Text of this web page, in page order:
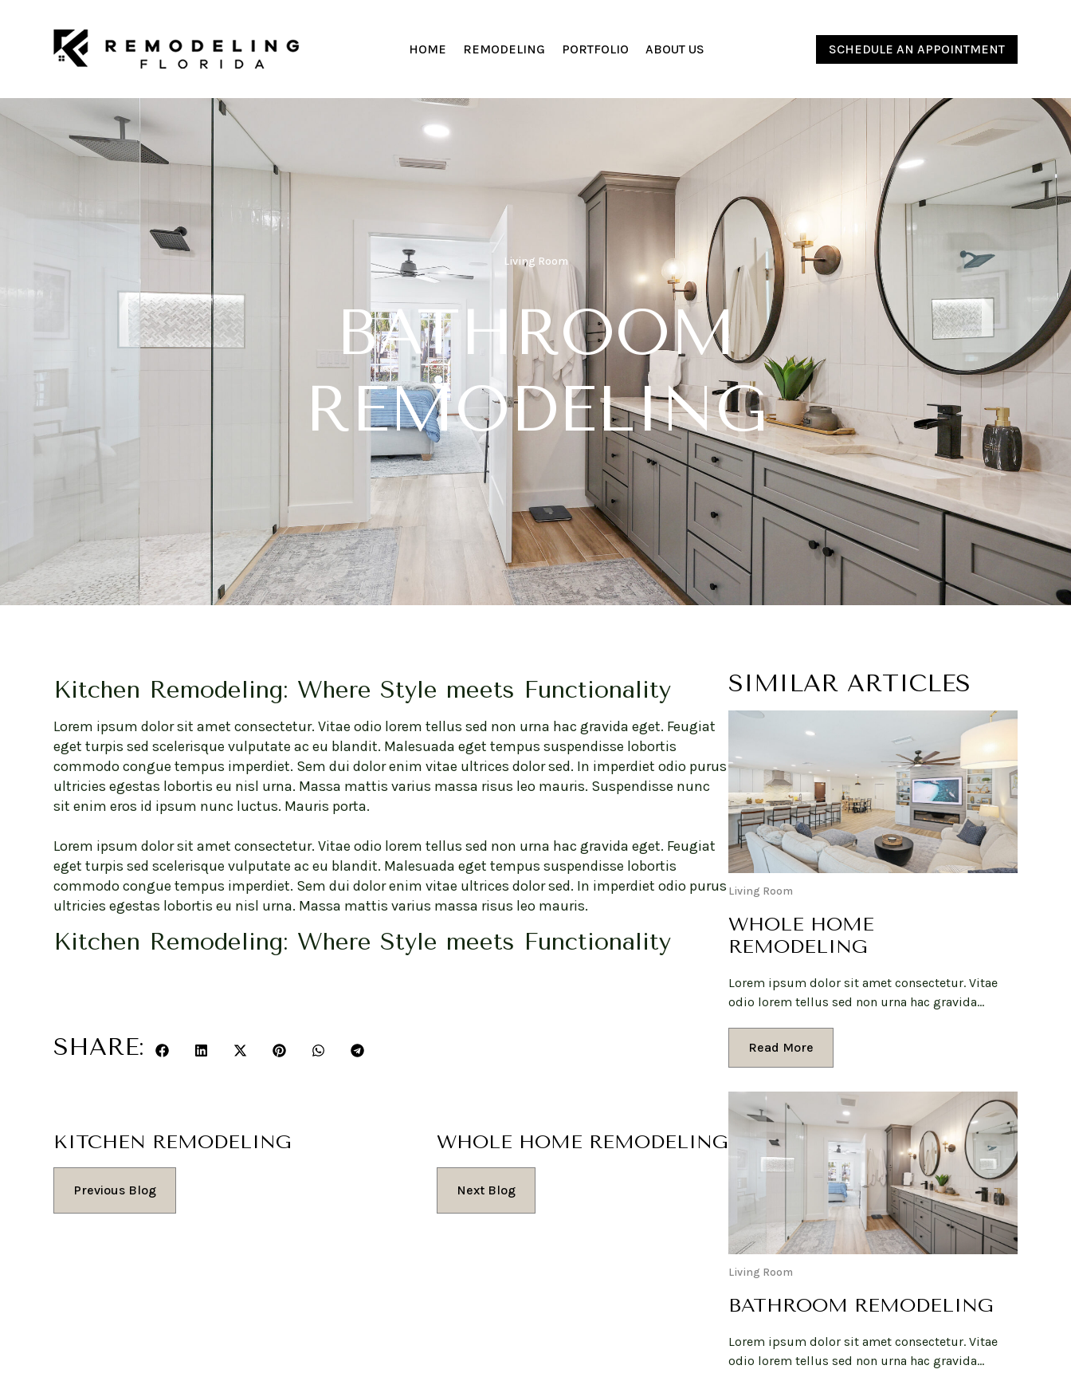
HOME REMODELING PORTFOLIO ABOUT US SCHEDULE AN APPOINTMENT
Living Room
BATHROOM
REMODELING
Kitchen Remodeling: Where Style meets Functionality
Lorem ipsum dolor sit amet consectetur. Vitae odio lorem tellus sed non urna hac gravida eget. Feugiat
eget turpis sed scelerisque vulputate ac eu blandit. Malesuada eget tempus suspendisse lobortis
commodo congue tempus imperdiet. Sem dui dolor enim vitae ultrices dolor sed. In imperdiet odio purus
ultricies egestas lobortis eu nisl urna. Massa mattis varius massa risus leo mauris. Suspendisse nunc
sit enim eros id ipsum nunc luctus. Mauris porta.
Lorem ipsum dolor sit amet consectetur. Vitae odio lorem tellus sed non urna hac gravida eget. Feugiat
eget turpis sed scelerisque vulputate ac eu blandit. Malesuada eget tempus suspendisse lobortis
commodo congue tempus imperdiet. Sem dui dolor enim vitae ultrices dolor sed. In imperdiet odio purus
ultricies egestas lobortis eu nisl urna. Massa mattis varius massa risus leo mauris.
Kitchen Remodeling: Where Style meets Functionality
SHARE:
Previous Blog
KITCHEN REMODELING
Next Blog
WHOLE HOME REMODELING
SIMILAR ARTICLES
Living Room
WHOLE HOME
REMODELING
Lorem ipsum dolor sit amet consectetur. Vitae
odio lorem tellus sed non urna hac gravida…
Read More
Living Room
BATHROOM REMODELING
Lorem ipsum dolor sit amet consectetur. Vitae
odio lorem tellus sed non urna hac gravida…